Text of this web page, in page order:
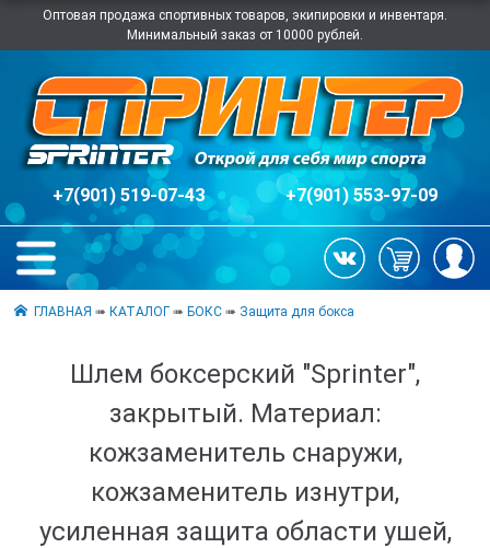
Оптовая продажа спортивных товаров, экипировки и инвентаря.
Минимальный заказ от 10000 рублей.
+7(901) 519-07-43 +7(901) 553-97-09
ГЛАВНАЯ ➠КАТАЛОГ ➠БОКС ➠ Защита для бокса
Шлем боксерский "Sprinter",
закрытый. Материал:
кожзаменитель снаружи,
кожзаменитель изнутри,
усиленная защита области ушей,